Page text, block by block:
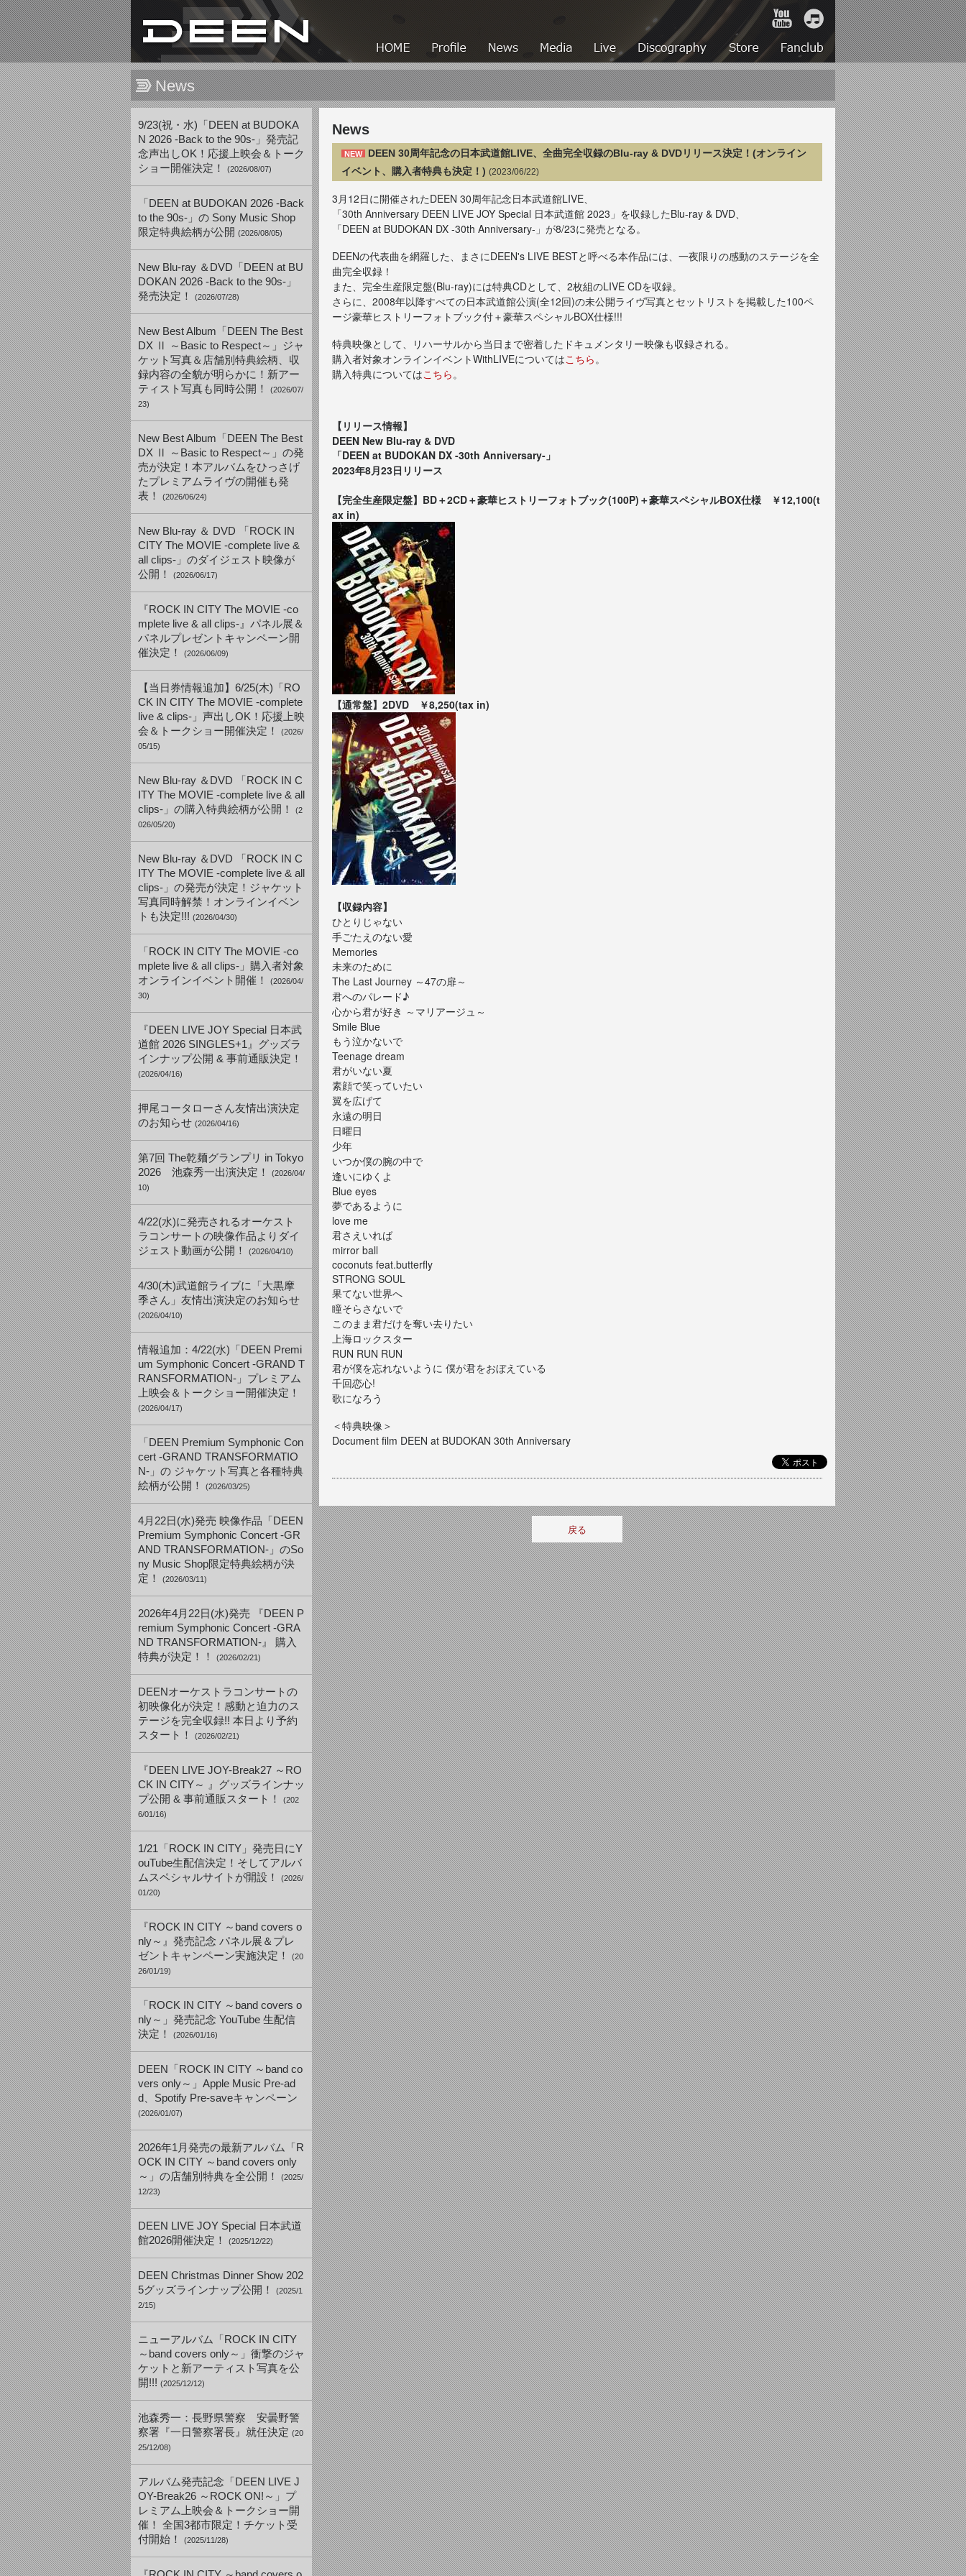
iTunes
YouTube
HOME Profile News Media Live Discography
Store Fanclub
News
9/23(祝・水)「DEEN at BUDOKA
N 2026 -Back to the 90s-」発売記
念声出しOK！応援上映会＆トーク
ショー開催決定！
(2026/08/07)
「DEEN at BUDOKAN 2026 -Back
to the 90s-」の Sony Music Shop
限定特典絵柄が公開 (2026/08/05)
New Blu-ray ＆DVD「DEEN at BU
DOKAN 2026 -Back to the 90s-」
発売決定！
(2026/07/28)
New Best Album「DEEN The Best
DX Ⅱ ～Basic to Respect～」ジャ
ケット写真＆店舗別特典絵柄、収
録内容の全貌が明らかに！新アー
ティスト写真も同時公開！
(2026/07/
23)
New Best Album「DEEN The Best
DX Ⅱ ～Basic to Respect～」の発
売が決定！本アルバムをひっさげ
たプレミアムライヴの開催も発
表！
(2026/06/24)
New Blu-ray ＆ DVD 「ROCK IN
CITY The MOVIE -complete live &
all clips-」のダイジェスト映像が
公開！
(2026/06/17)
『ROCK IN CITY The MOVIE -co
mplete live & all clips-』パネル展＆
パネルプレゼントキャンペーン開
催決定！
(2026/06/09)
【当日券情報追加】6/25(木)「RO
CK IN CITY The MOVIE -complete
live & clips-」声出しOK！応援上映
会＆トークショー開催決定！
(2026/
05/15)
New Blu-ray ＆DVD 「ROCK IN C
ITY The MOVIE -complete live & all
clips-」の購入特典絵柄が公開！
(2
026/05/20)
New Blu-ray ＆DVD 「ROCK IN C
ITY The MOVIE -complete live & all
clips-」の発売が決定！ジャケット
写真同時解禁！オンラインイベン
トも決定!!! (2026/04/30)
「ROCK IN CITY The MOVIE -co
mplete live & all clips-」購入者対象
オンラインイベント開催！
(2026/04/
30)
『DEEN LIVE JOY Special 日本武
道館 2026 SINGLES+1』グッズラ
インナップ公開 & 事前通販決定！
(2026/04/16)
押尾コータローさん友情出演決定
のお知らせ (2026/04/16)
第7回 The乾麺グランプリ in Tokyo
2026 池森秀一出演決定！
(2026/04/
10)
4/22(水)に発売されるオーケスト
ラコンサートの映像作品よりダイ
ジェスト動画が公開！
(2026/04/10)
4/30(木)武道館ライブに「大黒摩
季さん」友情出演決定のお知らせ
(2026/04/10)
情報追加：4/22(水)「DEEN Premi
um Symphonic Concert -GRAND T
RANSFORMATION-」プレミアム
上映会＆トークショー開催決定！
(2026/04/17)
「DEEN Premium Symphonic Con
cert -GRAND TRANSFORMATIO
N-」の ジャケット写真と各種特典
絵柄が公開！
(2026/03/25)
4月22日(水)発売 映像作品「DEEN
Premium Symphonic Concert -GR
AND TRANSFORMATION-」のSo
ny Music Shop限定特典絵柄が決
定！
(2026/03/11)
2026年4月22日(水)発売 『DEEN P
remium Symphonic Concert -GRA
ND TRANSFORMATION-』 購入
特典が決定！！
(2026/02/21)
DEENオーケストラコンサートの
初映像化が決定！感動と迫力のス
テージを完全収録!! 本日より予約
スタート！
(2026/02/21)
『DEEN LIVE JOY-Break27 ～RO
CK IN CITY～ 』グッズラインナッ
プ公開 & 事前通販スタート！
(202
6/01/16)
1/21「ROCK IN CITY」発売日にY
ouTube生配信決定！そしてアルバ
ムスペシャルサイトが開設！
(2026/
01/20)
『ROCK IN CITY ～band covers o
nly～』発売記念 パネル展＆プレ
ゼントキャンペーン実施決定！
(20
26/01/19)
「ROCK IN CITY ～band covers o
nly～」発売記念 YouTube 生配信
決定！
(2026/01/16)
DEEN「ROCK IN CITY ～band co
vers only～」Apple Music Pre-ad
d、Spotify Pre-saveキャンペーン
(2026/01/07)
2026年1月発売の最新アルバム「R
OCK IN CITY ～band covers only
～」の店舗別特典を全公開！
(2025/
12/23)
DEEN LIVE JOY Special 日本武道
館2026開催決定！
(2025/12/22)
DEEN Christmas Dinner Show 202
5グッズラインナップ公開！
(2025/1
2/15)
ニューアルバム「ROCK IN CITY
～band covers only～」衝撃のジャ
ケットと新アーティスト写真を公
開!!! (2025/12/12)
池森秀一：長野県警察 安曇野警
察署『一日警察署長』就任決定 (20
25/12/08)
アルバム発売記念「DEEN LIVE J
OY-Break26 ～ROCK ON!～」プ
レミアム上映会＆トークショー開
催！ 全国3都市限定！チケット受
付開始！
(2025/11/28)
News
NEW
DEEN 30周年記念の日本武道館LIVE、全曲完全収録のBlu-ray & DVDリリース決定！(オンライン
イベント、購入者特典も決定！) (2023/06/22)
3月12日に開催されたDEEN 30周年記念日本武道館LIVE、
「30th Anniversary DEEN LIVE JOY Special 日本武道館 2023」を収録したBlu-ray & DVD、
「DEEN at BUDOKAN DX -30th Anniversary-」が8/23に発売となる。
DEENの代表曲を網羅した、まさにDEEN's LIVE BESTと呼べる本作品には、一夜限りの感動のステージを全
曲完全収録！
また、完全生産限定盤(Blu-ray)には特典CDとして、2枚組のLIVE CDを収録。
さらに、2008年以降すべての日本武道館公演(全12回)の未公開ライヴ写真とセットリストを掲載した100ペ
ージ豪華ヒストリーフォトブック付＋豪華スペシャルBOX仕様!!!
特典映像として、リハーサルから当日まで密着したドキュメンタリー映像も収録される。
購入者対象オンラインイベントWithLIVEについてはこちら。
購入特典についてはこちら。
【リリース情報】
DEEN New Blu-ray & DVD
「DEEN at BUDOKAN DX -30th Anniversary-」
2023年8月23日リリース
【完全生産限定盤】BD＋2CD＋豪華ヒストリーフォトブック(100P)＋豪華スペシャルBOX仕様 ￥12,100(t
ax in)
【通常盤】2DVD ￥8,250(tax in)
【収録内容】
ひとりじゃない
手ごたえのない愛
Memories
未来のために
The Last Journey ～47の扉～
君へのパレード♪
心から君が好き ～マリアージュ～
Smile Blue
もう泣かないで
Teenage dream
君がいない夏
素顔で笑っていたい
翼を広げて
永遠の明日
日曜日
少年
いつか僕の腕の中で
逢いにゆくよ
Blue eyes
夢であるように
love me
君さえいれば
mirror ball
coconuts feat.butterfly
STRONG SOUL
果てない世界へ
瞳そらさないで
このまま君だけを奪い去りたい
上海ロックスター
RUN RUN RUN
君が僕を忘れないように 僕が君をおぼえている
千回恋心!
歌になろう
＜特典映像＞
Document film DEEN at BUDOKAN 30th Anniversary
戻る